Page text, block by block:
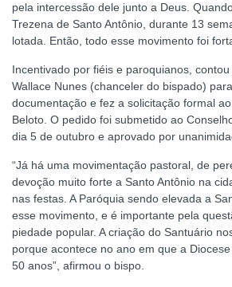
pela intercessão dele junto a Deus.
Trezena de Santo Antônio, durante 13
lotada. Então, todo esse movimento foi
Incentivado por fiéis e paroquianos,
Wallace Nunes (chanceler do bispado)
documentação e fez a solicitação formal
Beloto. O pedido foi submetido ao
dia 5 de outubro e aprovado por
“Já há uma movimentação pastoral, de
devoção muito forte a Santo Antônio na
nas festas. A Paróquia sendo elevada a
esse movimento, e é importante pela
piedade popular. A criação do Santuário
porque acontece no ano em que a
50 anos”, afirmou o bispo.